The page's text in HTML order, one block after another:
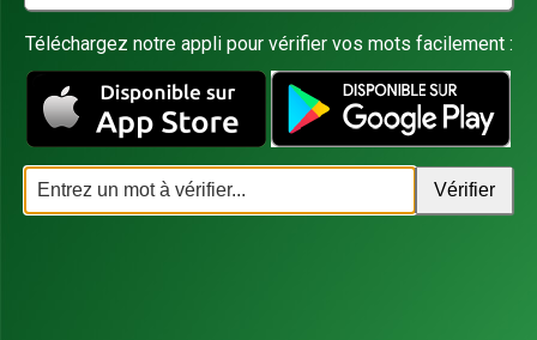
Téléchargez notre appli pour vérifier vos mots facilement :